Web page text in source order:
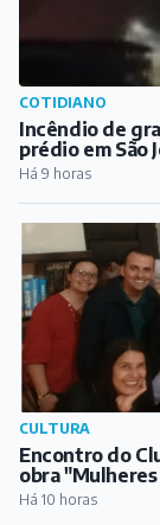
COTIDIANO
Incêndio de
prédio em São
Há 9 horas
CULTURA
Encontro do
obra
Há 10 horas